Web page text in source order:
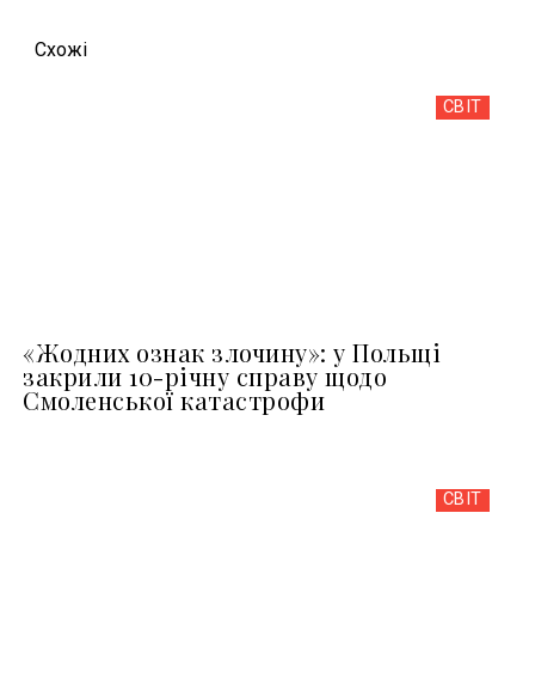
Схожi
СВІТ
«Жодних ознак злочину»: у Польщі
закрили 10-річну справу щодо
Смоленської катастрофи
СВІТ